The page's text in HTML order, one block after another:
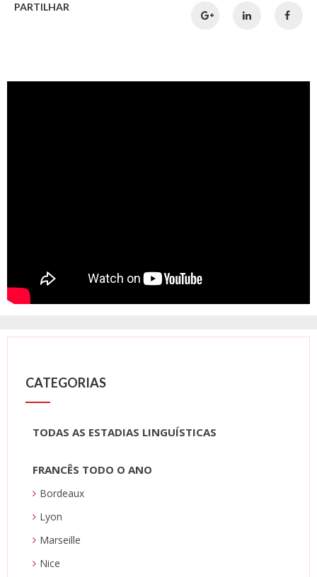
PARTILHAR
CATEGORIAS
TODAS AS ESTADIAS LINGUÍSTICAS
FRANCÊS TODO O ANO
Bordeaux
Lyon
Marseille
Nice